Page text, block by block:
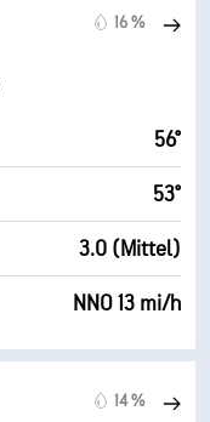
16 %
56°
53°
3.0 (Mittel)
NNO 13 mi/h
14 %